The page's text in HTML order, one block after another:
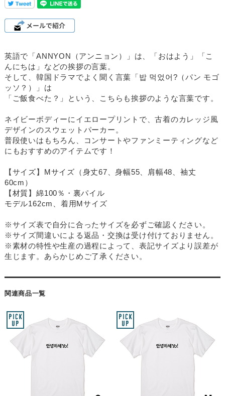
英語で「ANNYON（アンニョン）」は、「おはよう」「こ
んにちは」などの挨拶の言葉。
そして、韓国ドラマでよく聞く言葉「밥 먹었어?（パン モゴ
ッソ？）」は
「ご飯食べた？」という、こちらも挨拶のような言葉です。
ネイビーボディーにイエロープリントで、古着のカレッジ風
デザインのスウェットパーカー。
普段使いはもちろん、コンサートやファンミーティングなど
にもおすすめのアイテムです！
【サイズ】Mサイズ（身丈67、身幅55、肩幅48、袖丈
60cm）
【材質】綿100％・裏パイル
モデル162cm、着用Mサイズ
※サイズ表で自分に合ったサイズを必ずご確認ください。
※サイズ間違いによる返品・交換は受け付けておりません。
※素材の特性や生産の過程によって、表記サイズより誤差が
生じます。あらかじめご了承ください。
関連商品一覧